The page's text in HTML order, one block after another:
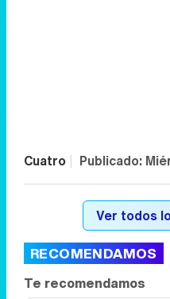
Cuatro | Publicado:
Ver todos
RECOMENDAMOS